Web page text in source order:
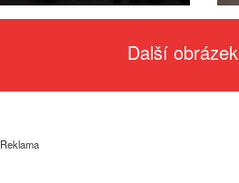
Další obrázek
Reklama